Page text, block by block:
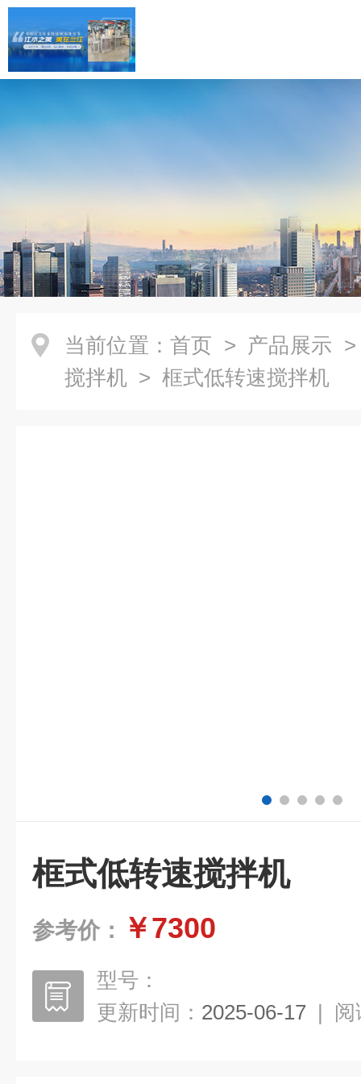
当前位置： 首页 > 产品展示
搅拌机 > 框式低转速搅拌机
框式低转速搅拌机
参考价： ￥7300
型号：
更新时间： 2025-06-17 | 阅